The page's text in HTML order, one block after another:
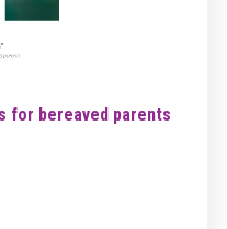
for bereaved parents